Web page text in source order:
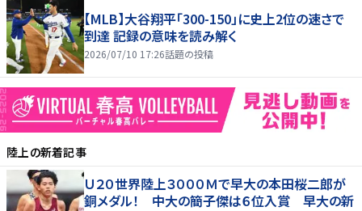
【MLB】大谷翔平「300-150」に史上2位の速さで
到達 記録の意味を読み解く
2026/07/10 17:26話題の投稿
陸上 の新着記事
Ｕ２０世界陸上３０００Ｍで早大の本田桜二郎が
銅メダル！ 中大の簡子傑は６位入賞 早大の新